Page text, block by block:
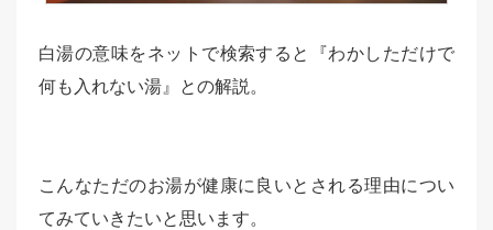
白湯の意味をネットで検索すると『わかしただけで
何も入れない湯』との解説。
こんなただのお湯が健康に良いとされる理由につい
てみていきたいと思います。